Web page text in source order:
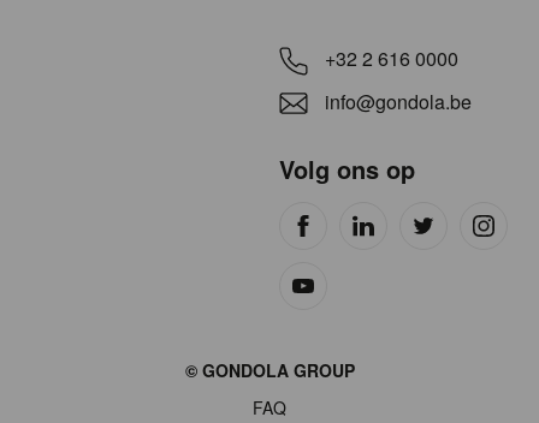
+32 2 616 0000
info@gondola.be
Volg ons op
© GONDOLA GROUP
FAQ